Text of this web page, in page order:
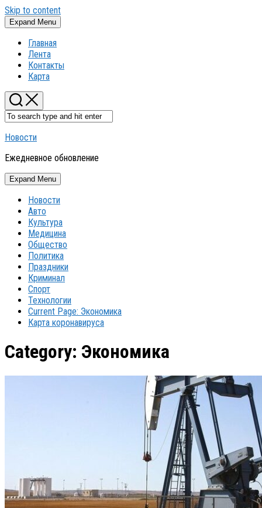
Skip to content
Expand Menu
Главная
Лента
Контакты
Карта
Новости
Ежедневное обновление
Expand Menu
Новости
Авто
Культура
Медицина
Общество
Политика
Праздники
Криминал
Спорт
Технологии
Current Page: Экономика
Карта коронавируса
Category: Экономика